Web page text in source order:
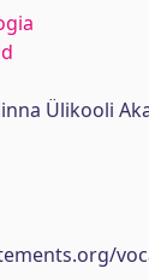
Ülikooli